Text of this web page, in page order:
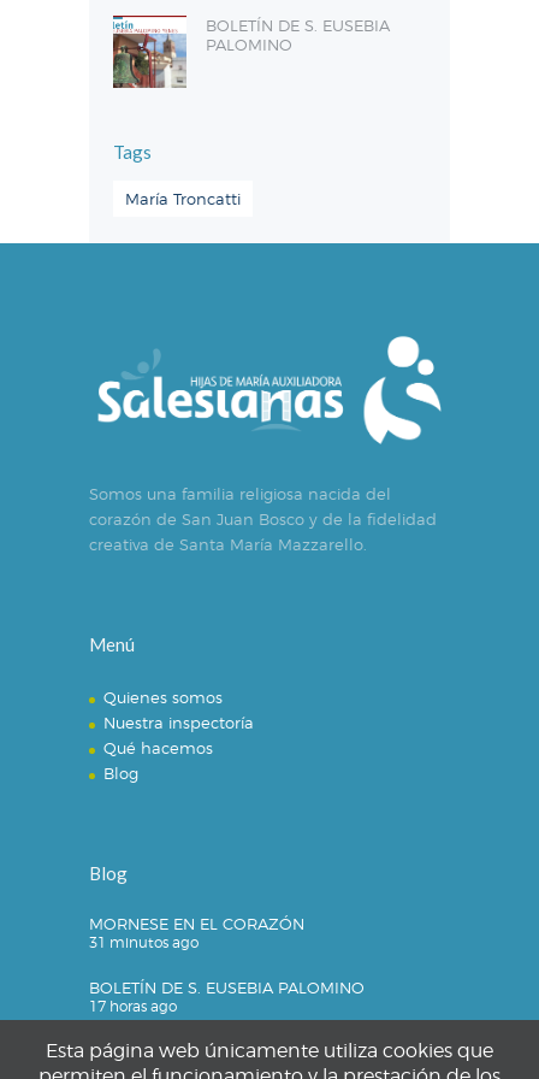
BOLETÍN DE S. EUSEBIA
PALOMINO
Tags
María Troncatti
Somos una familia religiosa nacida del
corazón de San Juan Bosco y de la fidelidad
creativa de Santa María Mazzarello.
Menú
Quienes somos
Nuestra inspectoría
Qué hacemos
Blog
Blog
MORNESE EN EL CORAZÓN
31 minutos ago
BOLETÍN DE S. EUSEBIA PALOMINO
17 horas ago
Esta página web únicamente utiliza cookies que